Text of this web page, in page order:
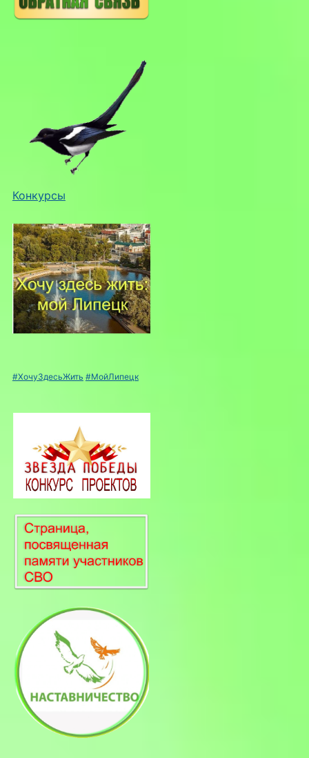
Конкурсы
#ХочуЗдесьЖить #МойЛипецк